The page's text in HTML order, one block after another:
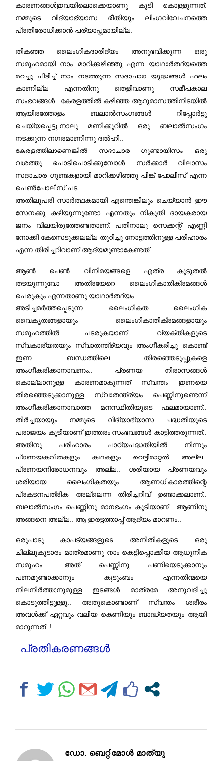
കാരണങ്ങൾഇവയിലൊക്കെയാണു കൂടി കൊള്ളുന്നത്.
നമ്മുടെ വിദ്യാഭ്യാസ രീതിയും ലിംഗവിവേചനത്തെ
പ്രതിരോധിക്കാൻ പര്യാപ്തമായില്ല.
തികഞ്ഞ ലൈംഗികദാരിദ്യം അനുഭവിക്കുന്ന ഒരു
സമൂഹമായി നാം മാറിക്കഴിഞ്ഞു എന്ന യാഥാർത്ഥ്യത്തെ
മറച്ചു പിടിച്ച് നാം നടത്തുന്ന സദാചാര യുദ്ധങ്ങൾ ഫലം
കാണില്ല എന്നതിനു തെളിവാണു സമീപകാല
സംഭവങ്ങൾ.. കേരളത്തിൽ കഴിഞ്ഞ ആറുമാസത്തിനിടയിൽ
ആയിരത്തോളം ബലാൽസംഗങ്ങൾ റിപ്പോർട്ടു
ചെയ്യപ്പെട്ടു.നാലു മണിക്കൂറിൽ ഒരു ബലാൽസംഗം
നടക്കുന്ന നഗരമാണിന്നു ദൽഹി..
കേരളത്തിലാണെങ്കിൽ സദാചാര ഗുണ്ടായിസം ഒരു
വശത്തു പൊടിപൊടിക്കുമ്പോൾ സർക്കാർ വിലാസം
സദാചാര ഗുണ്ടകളായി മാറിക്കഴിഞ്ഞു പിങ്ക് പോലീസ് എന്ന
പെൺപോലീസ് പട..
അതിലുപരി സാർത്ഥകമായി എന്തെങ്കിലും ചെയ്യാൻ ഈ
സേനക്കു കഴിയുന്നുണ്ടോ എന്നതും നികുതി ദായകരായ
ജനം വിലയിരുത്തേണ്ടതാണ്. പതിനാലു സെക്കന്റ് എണ്ണി
നോക്കി കേസെടുക്കലല്ല തുറിച്ചു നോട്ടത്തിനുള്ള പരിഹാരം
എന്ന തിരിച്ചറിവാണ് ആദ്യമുണ്ടാകേണ്ടത്..
ആൺ പെൺ വിനിമയങ്ങളെ എത്ര കൂടുതൽ
തടയുന്നുവോ അത്രയേറെ ലൈംഗികാതിക്രമങ്ങൾ
പെരുകും എന്നതാണു യാഥാർത്ഥ്യം…
അടിച്ചമർത്തപ്പെടുന്ന ലൈംഗികത ലൈംഗിക
വൈകൃതങ്ങളായും ലൈംഗികാതിക്രമങ്ങളായും
സമൂഹത്തിൽ പടരുകയാണ്.. വ്യക്തികളുടെ
സ്വകാര്യതയും സ്വാതന്ത്ര്യവും അംഗീകരിച്ചു കൊണ്ട്
ഇണ ബന്ധത്തിലെ തിരഞ്ഞെടുപ്പുകളെ
അംഗീകരിക്കാനാവണം.. പ്രണയ നിരാസങ്ങൾ
കൊല്ലാനുള്ള കാരണമാകുന്നത് സ്വന്തം ഇണയെ
തിരഞ്ഞെടുക്കാനുള്ള സ്വാതന്ത്ര്യം പെണ്ണിനുണ്ടെന്ന്
അംഗീകരിക്കാനാവാത്ത മനസ്ഥിതിയുടെ ഫലമായാണ്..
തീർച്ചയായും നമ്മുടെ വിദ്യാഭ്യാസ പദ്ധതിയുടെ
പരാജയം കൂടിയാണ് ഇത്തരം സംഭവങ്ങൾ കാട്ടിത്തരുന്നത്..
അതിനു പരിഹാരം പാഠ്യപദ്ധതിയിൽ നിന്നും
പ്രണയകവിതകളും കഥകളും വെട്ടിമാറ്റൽ അല്ല..
പ്രണയനിരോധനവും അല്ല.. ശരിയായ പ്രണയവും
ശരിയായ ലൈംഗികതയും ആണധികാരത്തിന്റെ
പ്രകടനപത്രിക അല്ലെന്ന തിരിച്ചറിവ് ഉണ്ടാക്കലാണ്..
ബലാൽസംഗം പെണ്ണിനു മാനഭംഗം കൂടിയാണ്.. ആണിനു
അങ്ങനെ അല്ല.. ആ ഇരട്ടത്താപ്പ് ആദ്യം മാറണം..
ഒരുപാടു കാപട്യങ്ങളുടെ അനീതികളുടെ ഒരു
ചില്ലുകൂടാരം മാത്രമാണു നാം കെട്ടിപ്പൊക്കിയ ആധുനിക
സമൂഹം.. അത് പെണ്ണിനു പണിയെടുക്കാനും
പണമുണ്ടാക്കാനും കുടുംബം എന്നതിന്മയെ
നിലനിർത്താനുമുള്ള ഇടങ്ങൾ മാത്രമേ അനുവദിച്ചു
കൊടുത്തിട്ടുള്ളൂ.. അതുകൊണ്ടാണ് സ്വന്തം ശരീരം
അവൾക്ക് ഏറ്റവും വലിയ കെണിയും ബാദ്ധ്യതയും ആയി
മാറുന്നത്..!
പ്രതികരണങ്ങൾ
ഡോ. ബെറ്റിമോൾ മാത്യു